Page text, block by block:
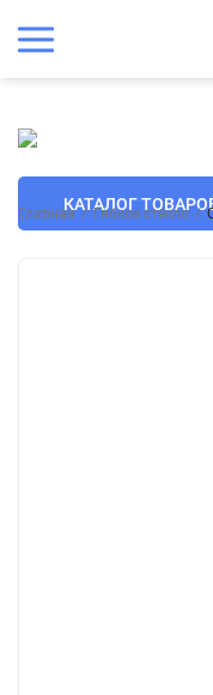
КАТАЛОГ
Главная / Гибкое стекло /